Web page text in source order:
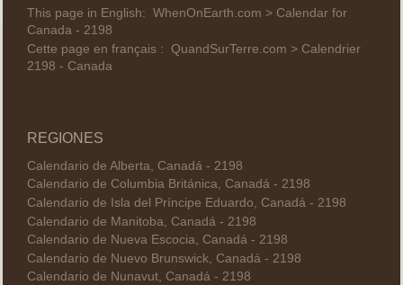
This page in English: WhenOnEarth.com > Calendar for
Canada - 2198
Cette page en français : QuandSurTerre.com > Calendrier
2198 - Canada
REGIONES
Calendario de Alberta, Canadá - 2198
Calendario de Columbia Británica, Canadá - 2198
Calendario de Isla del Príncipe Eduardo, Canadá - 2198
Calendario de Manitoba, Canadá - 2198
Calendario de Nueva Escocia, Canadá - 2198
Calendario de Nuevo Brunswick, Canadá - 2198
Calendario de Nunavut, Canadá - 2198